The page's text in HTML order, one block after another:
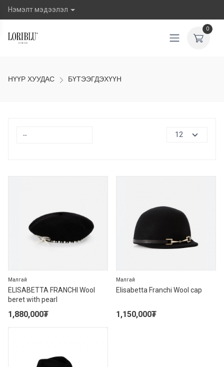
Нэмэлт мэдээлэл
0
НҮҮР ХУУДАС БҮТЭЭГДЭХҮҮН
ELISABETTA FRANCHI Wool
beret with pearl
Малгай
1,880,000₮
Elisabetta Franchi Wool cap
Малгай
1,150,000₮